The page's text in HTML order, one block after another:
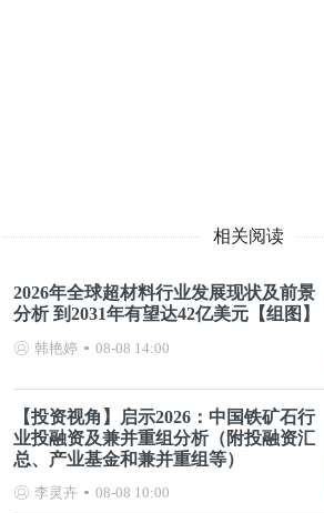
相关阅读
2026年全球超材料行业发展现状及前景
分析 到2031年有望达42亿美元【组图】
韩艳婷 08-08 14:00
【投资视角】启示2026：中国铁矿石行
业投融资及兼并重组分析（附投融资汇
总、产业基金和兼并重组等）
李灵卉 08-08 10:00